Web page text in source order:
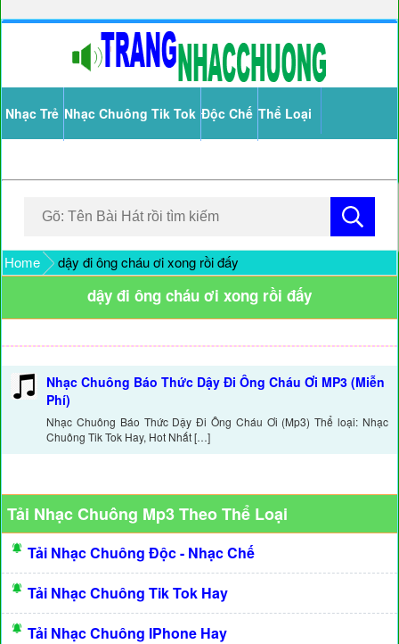
Nhạc Trẻ Nhạc Chuông Tik Tok Độc Chế Thể Loại
Home dậy đi ông cháu ơi xong rồi đấy
dậy đi ông cháu ơi xong rồi đấy
Nhạc Chuông Báo Thức Dậy Đi Ông Cháu Ơi MP3 (Miễn
Phí)
Nhạc Chuông Báo Thức Dậy Đi Ông Cháu Ơi (Mp3) Thể loại: Nhạc
Chuông Tik Tok Hay, Hot Nhất […]
Tải Nhạc Chuông Mp3 Theo Thể Loại
Tải Nhạc Chuông Độc - Nhạc Chế
Tải Nhạc Chuông Tik Tok Hay
Tải Nhạc Chuông IPhone Hay